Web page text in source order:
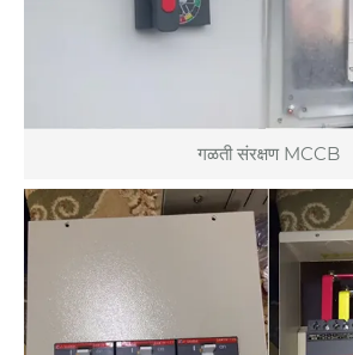
गळती संरक्षण MCCB